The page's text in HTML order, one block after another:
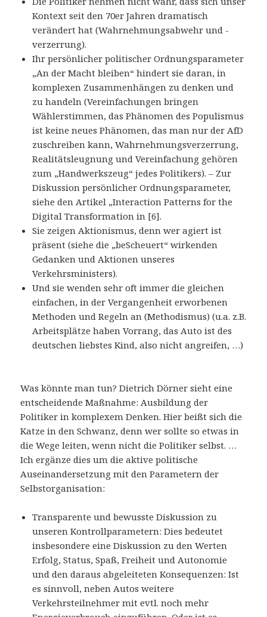
Kontext seit den 70er Jahren dramatisch
verändert hat (Wahrnehmungsabwehr und -
verzerrung).
Ihr persönlicher politischer Ordnungsparameter
„An der Macht bleiben“ hindert sie daran, in
komplexen Zusammenhängen zu denken und
zu handeln (Vereinfachungen bringen
Wählerstimmen, das Phänomen des Populismus
ist keine neues Phänomen, das man nur der AfD
zuschreiben kann, Wahrnehmungsverzerrung,
Realitätsleugnung und Vereinfachung gehören
zum „Handwerkszeug“ jedes Politikers). – Zur
Diskussion persönlicher Ordnungsparameter,
siehe den Artikel „Interaction Patterns for the
Digital Transformation in [6].
Sie zeigen Aktionismus, denn wer agiert ist
präsent (siehe die „beScheuert“ wirkenden
Gedanken und Aktionen unseres
Verkehrsministers).
Und sie wenden sehr oft immer die gleichen
einfachen, in der Vergangenheit erworbenen
Methoden und Regeln an (Methodismus) (u.a. z.B.
Arbeitsplätze haben Vorrang, das Auto ist des
deutschen liebstes Kind, also nicht angreifen, …)
Was könnte man tun? Dietrich Dörner sieht eine
entscheidende Maßnahme: Ausbildung der
Politiker in komplexem Denken. Hier beißt sich die
Katze in den Schwanz, denn wer sollte so etwas in
die Wege leiten, wenn nicht die Politiker selbst. …
Ich ergänze dies um die aktive politische
Auseinandersetzung mit den Parametern der
Selbstorganisation:
Transparente und bewusste Diskussion zu
unseren Kontrollparametern: Dies bedeutet
insbesondere eine Diskussion zu den Werten
Erfolg, Status, Spaß, Freiheit und Autonomie
und den daraus abgeleiteten Konsequenzen: Ist
es sinnvoll, neben Autos weitere
Verkehrsteilnehmer mit evtl. noch mehr